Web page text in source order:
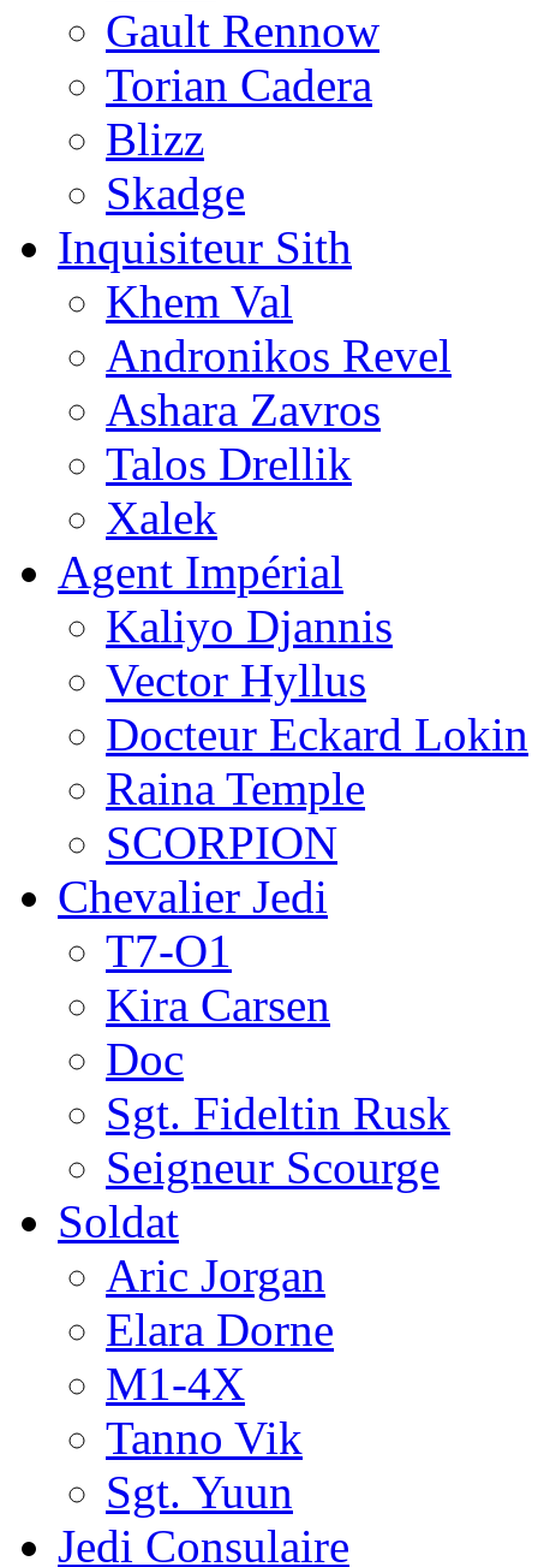
Gault Rennow
Torian Cadera
Blizz
Skadge
Inquisiteur Sith
Khem Val
Andronikos Revel
Ashara Zavros
Talos Drellik
Xalek
Agent Impérial
Kaliyo Djannis
Vector Hyllus
Docteur Eckard Lokin
Raina Temple
SCORPION
Chevalier Jedi
T7-O1
Kira Carsen
Doc
Sgt. Fideltin Rusk
Seigneur Scourge
Soldat
Aric Jorgan
Elara Dorne
M1-4X
Tanno Vik
Sgt. Yuun
Jedi Consulaire